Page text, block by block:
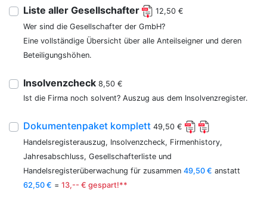
Liste aller Gesellschafter
12,50 €
Wer sind die Gesellschafter der GmbH?
Eine vollständige Übersicht über alle Anteilseigner und deren
Beteiligungshöhen.
Insolvenzcheck 8,50 €
Ist die Firma noch solvent? Auszug aus dem Insolvenzregister.
Dokumentenpaket komplett 49,50 €
Handelsregisterauszug, Insolvenzcheck, Firmenhistory,
Jahresabschluss, Gesellschafterliste und
Handelsregisterüberwachung für zusammen 49,50 € anstatt
62,50 € = 13,-- € gespart!**